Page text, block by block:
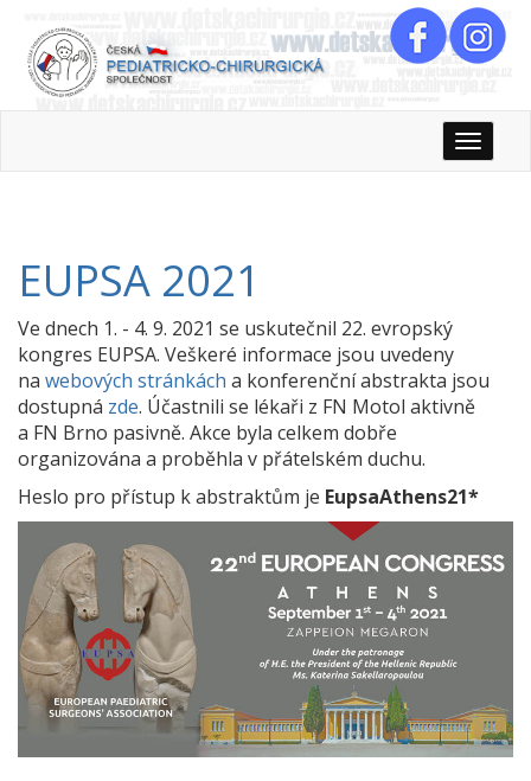
EUPSA 2021
Ve dnech 1. - 4. 9. 2021 se uskutečnil 22. evropský
kongres EUPSA. Veškeré informace jsou uvedeny
na webových stránkách a konferenční abstrakta jsou
dostupná zde. Účastnili se lékaři z FN Motol aktivně
a FN Brno pasivně. Akce byla celkem dobře
organizována a proběhla v přátelském duchu.
Heslo pro přístup k abstraktům je EupsaAthens21*